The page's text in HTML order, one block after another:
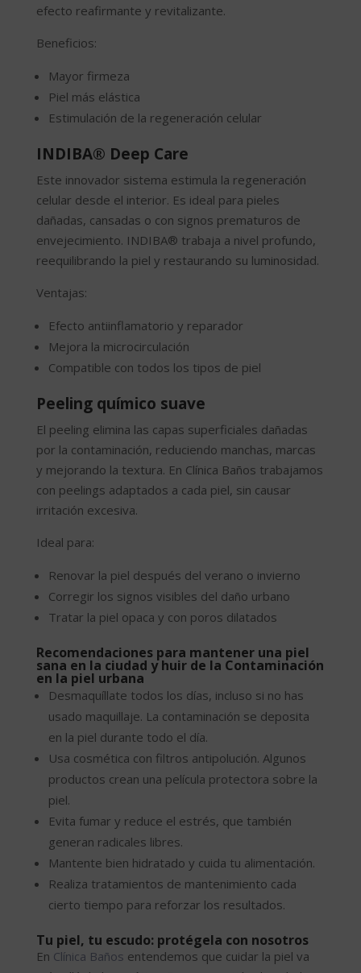
efecto reafirmante y revitalizante.
Beneficios:
Mayor firmeza
Piel más elástica
Estimulación de la regeneración celular
INDIBA® Deep Care
Este innovador sistema estimula la regeneración
celular desde el interior. Es ideal para pieles
dañadas, cansadas o con signos prematuros de
envejecimiento. INDIBA® trabaja a nivel profundo,
reequilibrando la piel y restaurando su luminosidad.
Ventajas:
Efecto antiinflamatorio y reparador
Mejora la microcirculación
Compatible con todos los tipos de piel
Peeling químico suave
El peeling elimina las capas superficiales dañadas
por la contaminación, reduciendo manchas, marcas
y mejorando la textura. En Clínica Baños trabajamos
con peelings adaptados a cada piel, sin causar
irritación excesiva.
Ideal para:
Renovar la piel después del verano o invierno
Corregir los signos visibles del daño urbano
Tratar la piel opaca y con poros dilatados
Recomendaciones para mantener una piel
sana en la ciudad y huir de la Contaminación
en la piel urbana
Desmaquíllate todos los días, incluso si no has
usado maquillaje. La contaminación se deposita
en la piel durante todo el día.
Usa cosmética con filtros antipolución. Algunos
productos crean una película protectora sobre la
piel.
Evita fumar y reduce el estrés, que también
generan radicales libres.
Mantente bien hidratado y cuida tu alimentación.
Realiza tratamientos de mantenimiento cada
cierto tiempo para reforzar los resultados.
Tu piel, tu escudo: protégela con nosotros
En Clínica Baños entendemos que cuidar la piel va